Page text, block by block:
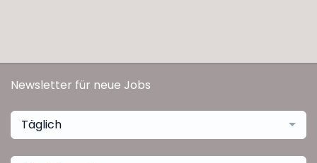
Newsletter für neue Jobs
Täglich